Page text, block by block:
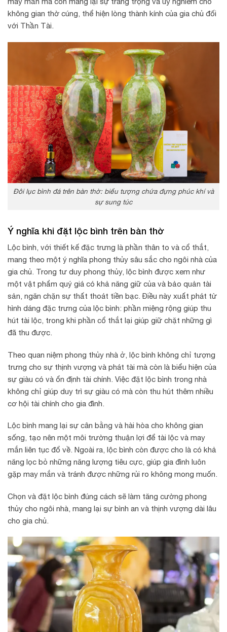
không gian thờ cúng, thể hiện lòng thành kính của gia chủ đối
với Thần Tài.
Đôi lục bình đá trên bàn thờ: biểu tượng chứa đựng phúc khí và
sự sung túc
Ý nghĩa khi đặt lộc bình trên bàn thờ
Lộc bình, với thiết kế đặc trưng là phần thân to và cổ thắt,
mang theo một ý nghĩa phong thủy sâu sắc cho ngôi nhà của
gia chủ. Trong tư duy phong thủy, lộc bình được xem như
một vật phẩm quý giá có khả năng giữ của và bảo quản tài
sản, ngăn chặn sự thất thoát tiền bạc. Điều này xuất phát từ
hình dáng đặc trưng của lộc bình: phần miệng rộng giúp thu
hút tài lộc, trong khi phần cổ thắt lại giúp giữ chặt những gì
đã thu được.
Theo quan niệm phong thủy nhà ở, lộc bình không chỉ tượng
trưng cho sự thịnh vượng và phát tài mà còn là biểu hiện của
sự giàu có và ổn định tài chính. Việc đặt lộc bình trong nhà
không chỉ giúp duy trì sự giàu có mà còn thu hút thêm nhiều
cơ hội tài chính cho gia đình.
Lộc bình mang lại sự cân bằng và hài hòa cho không gian
sống, tạo nên một môi trường thuận lợi để tài lộc và may
mắn liên tục đổ về. Ngoài ra, lộc bình còn được cho là có khả
năng lọc bỏ những năng lượng tiêu cực, giúp gia đình luôn
gặp may mắn và tránh được những rủi ro không mong muốn.
Chọn và đặt lộc bình đúng cách sẽ làm tăng cường phong
thủy cho ngôi nhà, mang lại sự bình an và thịnh vượng dài lâu
cho gia chủ.